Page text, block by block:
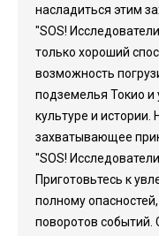
насладиться этим
"SOS!
только хороший
возможность
подземелья Токио и
культуре и истории.
захватывающее
"SOS!
Приготовьтесь к
полному
поворотов событий.